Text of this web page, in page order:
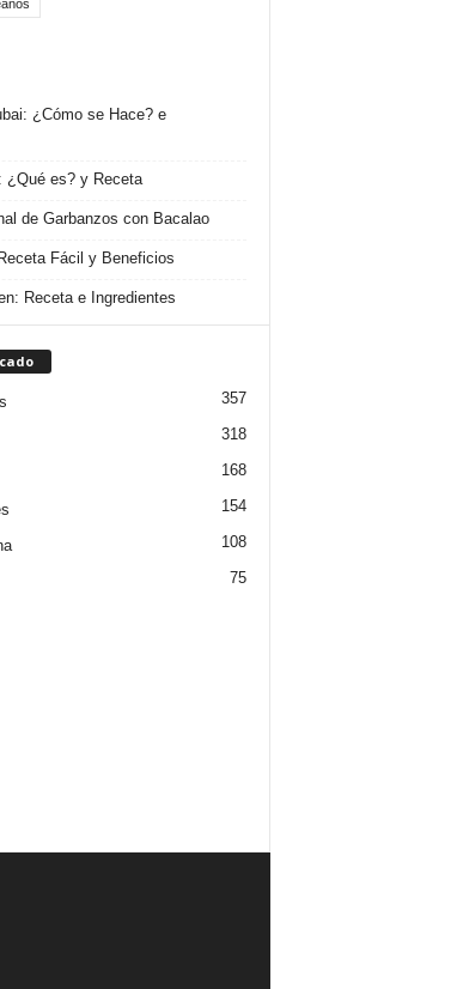
¿Cómo se Hace? e
¿Qué es? y Receta
de Garbanzos con Bacalao
Fácil y Beneficios
Receta e Ingredientes
357
318
168
154
108
75